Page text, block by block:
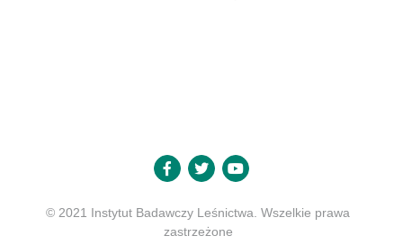
© 2021 Instytut Badawczy Leśnictwa. Wszelkie prawa
zastrzeżone